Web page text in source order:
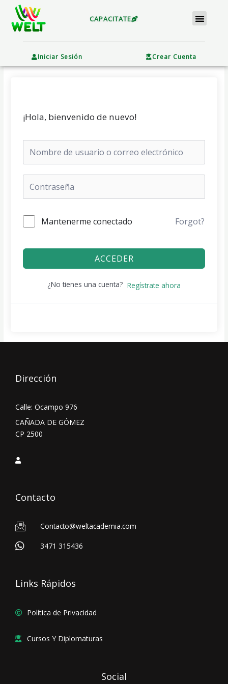
contenido
CAPACITATE Menu
Iniciar Sesión Crear Cuenta
¡Hola, bienvenido de nuevo!
Mantenerme conectado Forgot?
ACCEDER
¿No tienes una cuenta? Regístrate ahora
Dirección
Calle: Ocampo 976
CAÑADA DE GÓMEZ
CP 2500
Contacto
Contacto@weltacademia.com
3471 315436
Links Rápidos
Política de Privacidad
Cursos Y Diplomaturas
Social